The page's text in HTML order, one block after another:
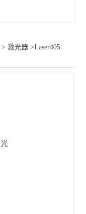
>激光器 >Laser405